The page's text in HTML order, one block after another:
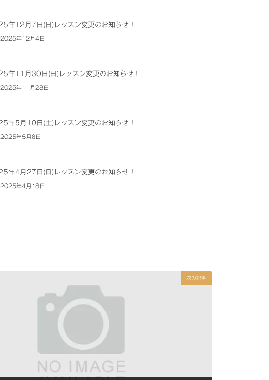
年12月7日(日)レッスン変更のお知らせ！
2025年12月4日
年11月30日(日)レッスン変更のお知らせ！
2025年11月28日
年5月10日(土)レッスン変更のお知らせ！
2025年5月8日
年4月27日(日)レッスン変更のお知らせ！
2025年4月18日
次の記事